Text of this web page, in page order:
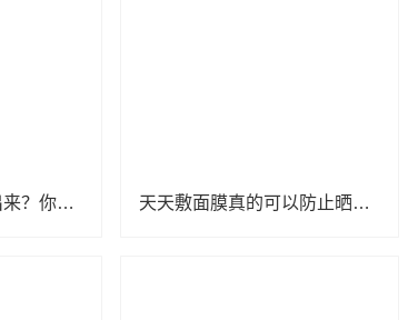
双眼皮究竟怎么割出来？你适合割双眼皮吗，会有后遗症吗？ 天天敷面膜真的可以防止晒黑吗？